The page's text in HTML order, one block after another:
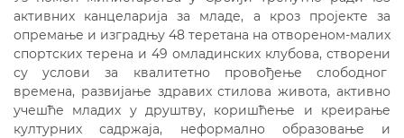
активних канцеларија за младе, а кроз пројекте за
опремање и изградњу 48 теретана на отвореном-малих
спортских терена и 49 омладинских клубова, створени
су услови за квалитетно провођење слободног
времена, развијање здравих стилова живота, активно
учешће младих у друштву, коришћење и креирање
културних садржаја, неформално образовање и